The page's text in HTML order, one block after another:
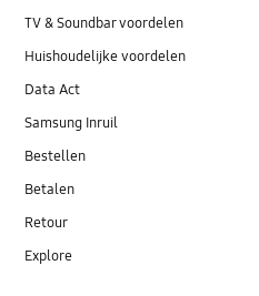
TV & Soundbar voordelen
Huishoudelijke voordelen
Data Act
Samsung Inruil
Bestellen
Betalen
Retour
Explore